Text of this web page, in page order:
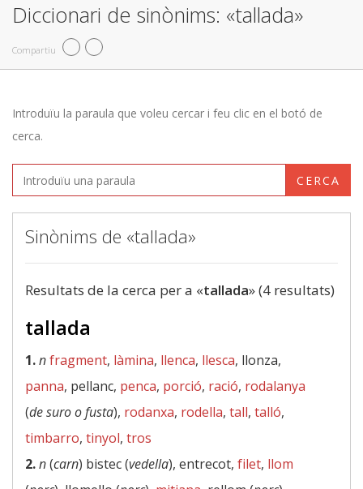
Diccionari de sinònims: «tallada»
Compartiu
Introduïu la paraula que voleu cercar i feu clic en el botó de
cerca.
CERCA
Sinònims de «tallada»
Resultats de la cerca per a «tallada» (4 resultats)
tallada
1.nfragment, làmina, llenca, llesca, llonza,
panna, pellanc, penca, porció, ració, rodalanya
(de suro o fusta), rodanxa, rodella, tall, talló,
timbarro, tinyol, tros
2.n(carn) bistec (vedella), entrecot, filet, llom